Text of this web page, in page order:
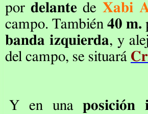
pordelante de Xabi
campo. También40 m.
banda izquierda, y
del campo, se situará
Y en unaposición